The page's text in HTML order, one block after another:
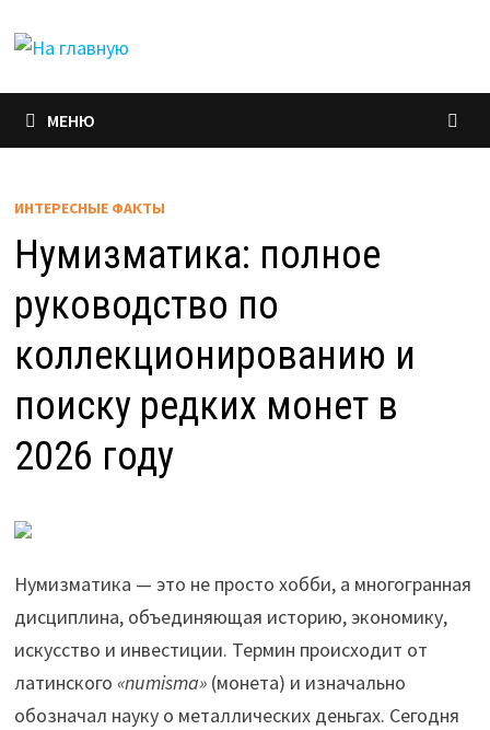
МЕНЮ
ИНТЕРЕСНЫЕ ФАКТЫ
Нумизматика: полное
руководство по
коллекционированию и
поиску редких монет в
2026 году
Нумизматика — это не просто хобби, а многогранная
дисциплина, объединяющая историю, экономику,
искусство и инвестиции. Термин происходит от
латинского «numisma»(монета) и изначально
обозначал науку о металлических деньгах. Сегодня